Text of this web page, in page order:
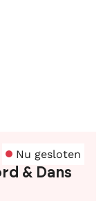
& Dans
Nu gesloten